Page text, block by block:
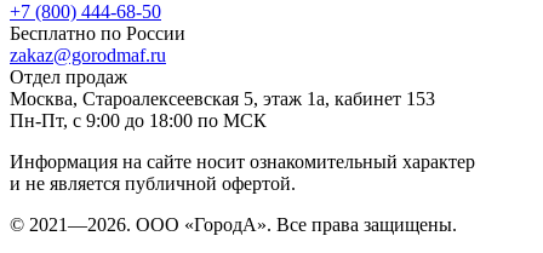
+7 (800) 444-68-50
Бесплатно по России
zakaz@gorodmaf.ru
Отдел продаж
Москва, Староалексеевская 5, этаж 1а, кабинет 153
Пн-Пт, с 9:00 до 18:00 по МСК
Информация на сайте носит ознакомительный характер
и не является публичной офертой.
© 2021—2026. ООО «ГородА». Все права защищены.